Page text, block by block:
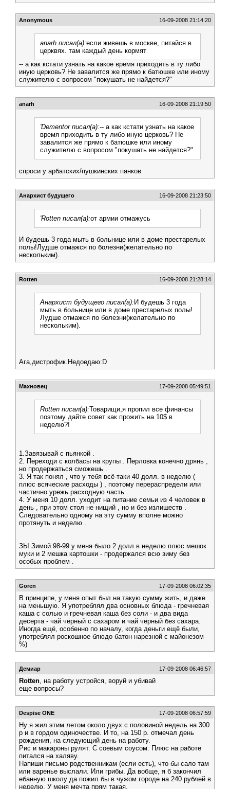
Anonymous 16-09-2008 21:14:20
anarh писал(а):если живешь в москве, питайся в
церквях. там каждый день кормят
-- а как кстати узнать на какое время приходить в ту либо
иную церковь? Не завалится же прямо к батюшке или иному
служителю с вопросом "покушать не найдется?"
anarh 16-09-2008 21:19:50
'Dementor писал(а):-- а как кстати узнать на какое
время приходить в ту либо иную церковь? Не
завалится же прямо к батюшке или иному
служителю с вопросом "покушать не найдется?"
спроси у арбатских/пушкинских панков
Анархист будущего 16-09-2008 21:23:50
'Rotten писал(а):от армии отмажусь
И будешь 3 года мыть в больнице или в доме престарелых
полы!Лудше отмажся по болезни(желательно по
нескольким).
Rotten 16-09-2008 21:28:14
Анархист будущего писал(а): И будешь 3 года
мыть в больнице или в доме престарелых полы!
Лудше отмажся по болезни(желательно по
нескольким).
Ага,дистрофик.Недоедаю:D
Махновец 17-09-2008 05:49:51
Rotten писал(а):Товарищи,я пропил все финансы
поэтому дайте совет как прожить на 10$ в
неделю?!
1.Завязывай с пьянкой .
2. Переходи с колбасы на крупы . Перловка конечно дрянь ,
но продержаться сможешь .
3. Я так понял , что у тебя всё-таки 40 долл. в неделю (
плюс всяческие расходы ) , поэтому перераспредели или
частично урежь расходную часть .
4. У меня 10 долл. уходит на питание семьи из 4 человек в
день , при этом стол не нищий , но и без излишеств .
Следовательно одному на эту сумму вполне можно
протянуть и неделю .
ЗЫ Зимой 98-99 у меня было 2 долл в неделю плюс мешок
муки и 2 мешка картошки - продержался всю зиму без
особых проблем .
Goren 17-09-2008 06:02:35
В принципе, у меня опыт был на такую сумму жить, и даже
на меньшую. Я употреблял два основных блюда - гречневая
каша с солью и гречневая каша без соли - и два вида
десерта - чай чёрный с сахаром и чай чёрный без сахара.
Иногда ещё, особенно по началу, когда деньги ещё были,
употреблял роскошное блюдо батон нарезной с майонезом
%)
Демиар 17-09-2008 06:46:57
Rotten, на работу устройся, воруй и убивай
еще вопросы?
Despise ONE 17-09-2008 06:57:59
Ну я жил этим летом около двух с половиной недель на 300
р и в гордом одиночестве. И то, на 150 р. отмечал день
рождения, на следующий день на работу.
Рис и макароны рулят. С соевым соусом. Плюс на работе
питался на халяву.
Напиши письмо родственникам (если есть), что бы сало там
или варенье выслали. Или грибы. Да вобще, я б закончил
ебанную школу да пожил бы в чужом городе на 240 рублей в
неделю. У меня мечта прям такая.